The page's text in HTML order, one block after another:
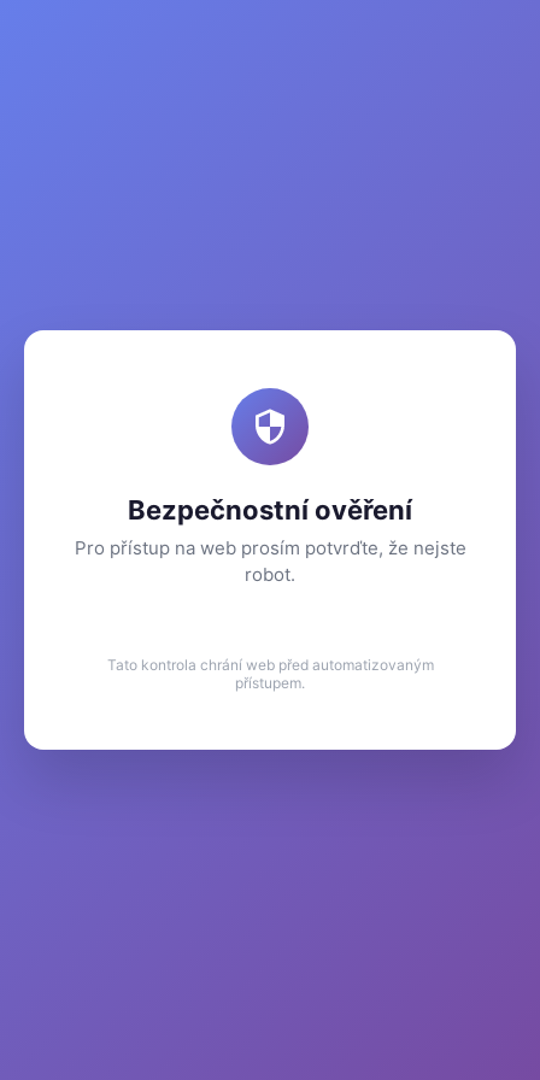
Bezpečnostní ověření
Pro přístup na web prosím potvrďte, že nejste
robot.
Tato kontrola chrání web před automatizovaným
přístupem.